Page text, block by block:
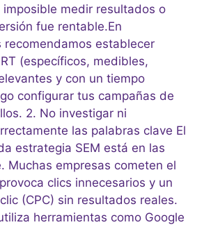
imposible medir resultados o
fue rentable.En
recomendamos establecer
(específicos, medibles,
y con un tiempo
configurar tus campañas de
2. No investigar ni
las palabras clave El
estrategia SEM está en las
Muchas empresas cometen el
clics innecesarios y un
(CPC) sin resultados reales.
herramientas como Google